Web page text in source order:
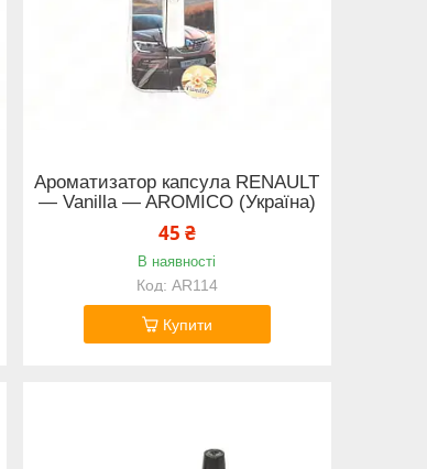
Ароматизатор капсула RENAULT
— Vanilla — AROMICO (Україна)
45 ₴
В наявності
AR114
Купити